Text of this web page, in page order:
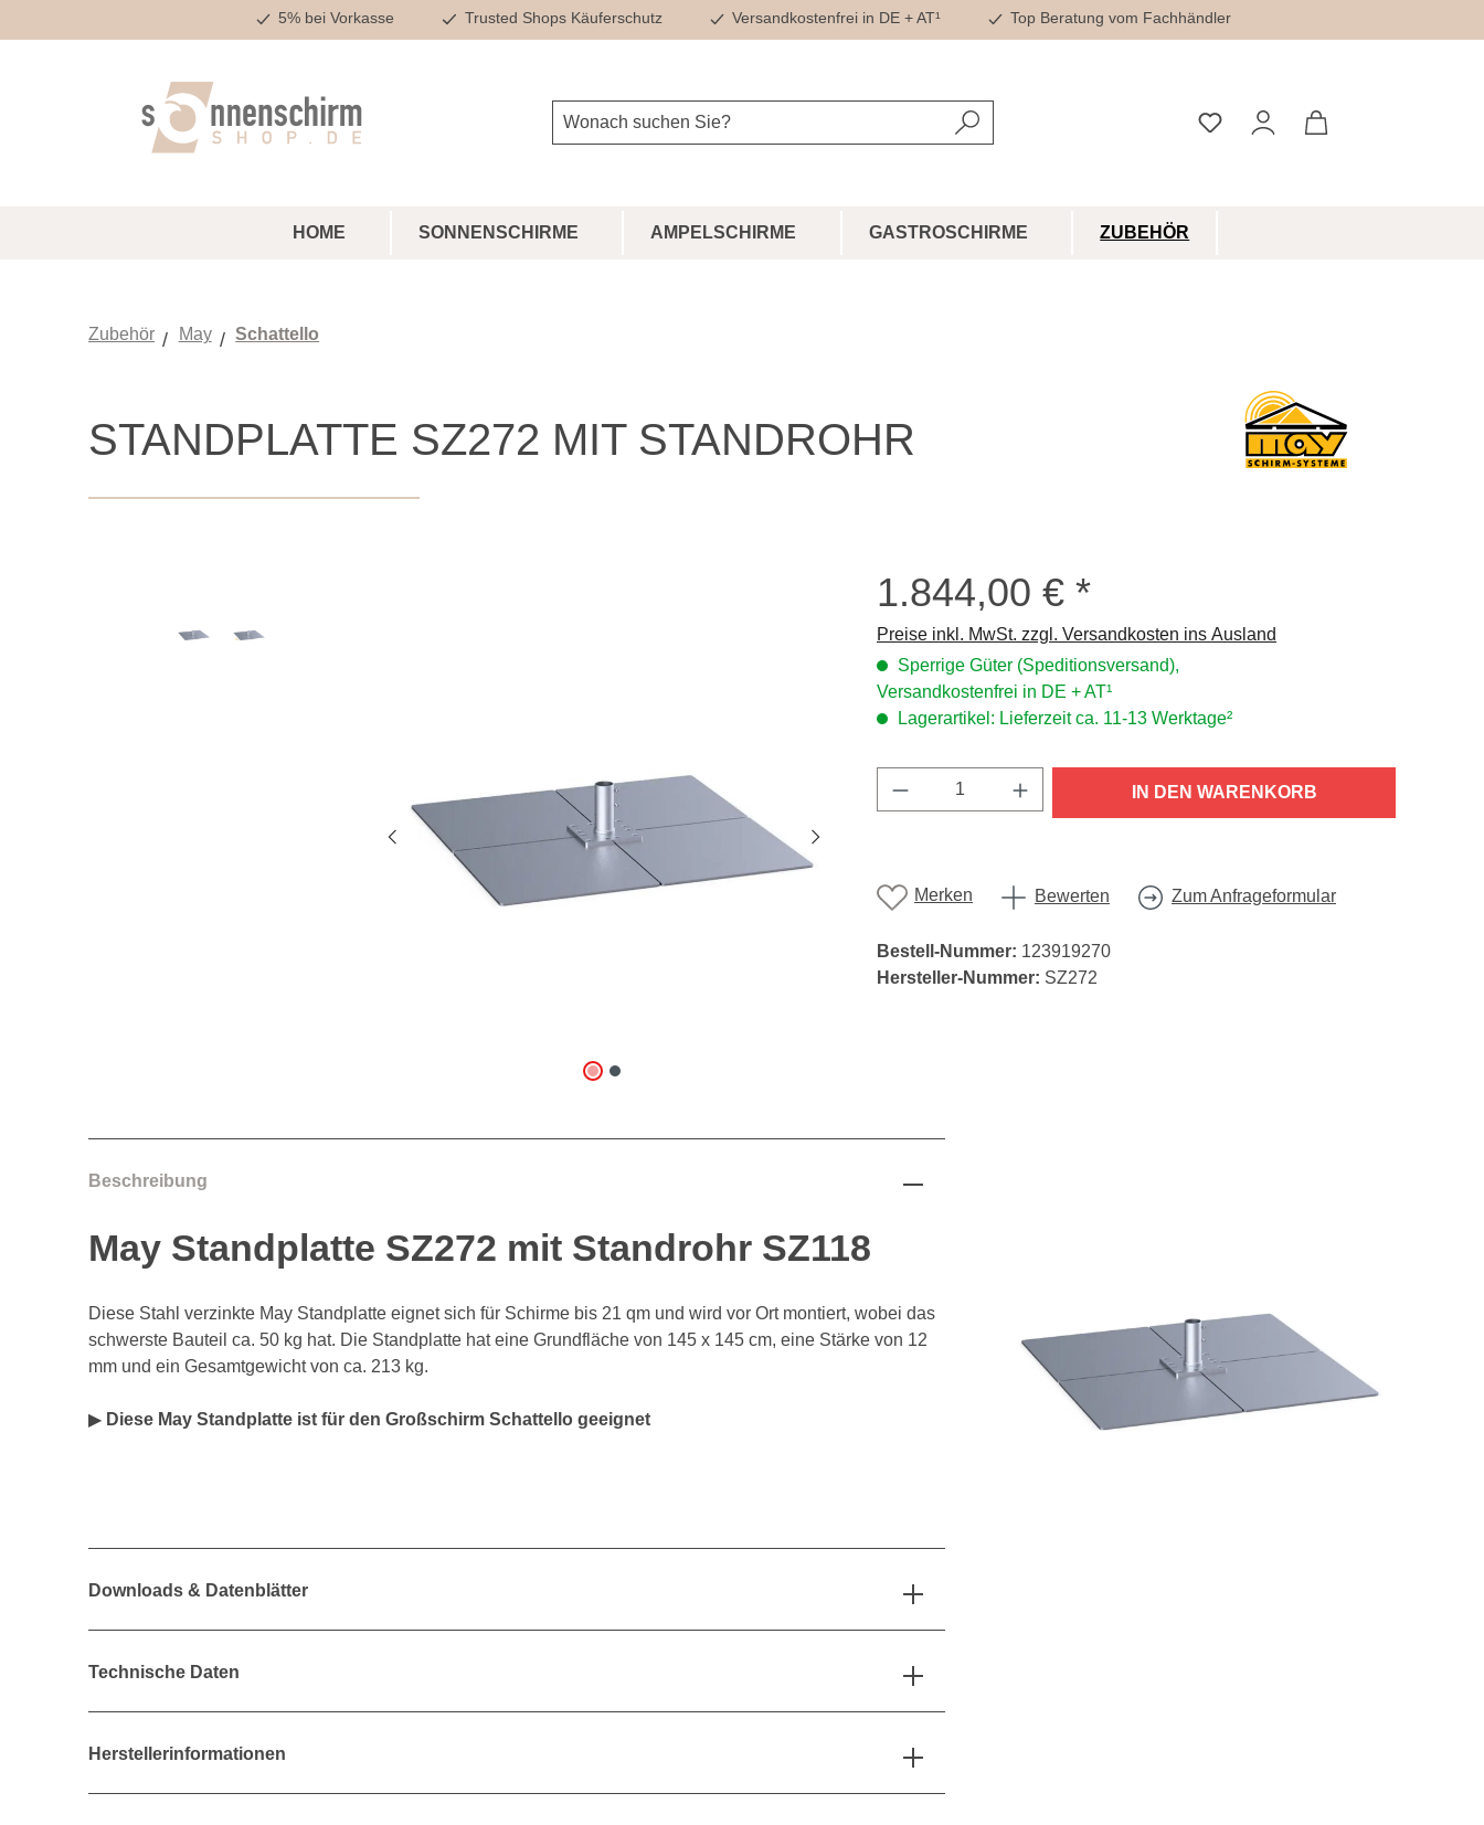
Zur Hauptnavigation springen 5% bei Vorkasse Trusted Shops Käuferschutz Versandkostenfrei in DE + AT¹ Top Beratung vom Fachhändler
Du hast 0 Produkte auf dem
HOME SONNENSCHIRME AMPELSCHIRME GASTROSCHIRME ZUBEHÖR
Zubehör May Schattello
STANDPLATTE SZ272 MIT STANDROHR
Regulärer Preis:
1.844,00 €
Preise inkl. MwSt. zzgl. Versandkosten ins Ausland
Sperrige Güter (Speditionsversand),
Versandkostenfrei in DE + AT¹
Lagerartikel: Lieferzeit ca. 11-13 Werktage²
Produkt Anzahl: Gib den gewünschten Wert ein
IN DEN WARENKORB
Merken Bewerten Zum Anfrageformular
Bestell-Nummer: 123919270
Hersteller-Nummer: SZ272
Beschreibung
May Standplatte SZ272 mit Standrohr SZ118
Diese Stahl verzinkte May Standplatte eignet sich für Schirme bis 21 qm und wird vor Ort montiert, wobei das
schwerste Bauteil ca. 50 kg hat. Die Standplatte hat eine Grundfläche von 145 x 145 cm, eine Stärke von 12
mm und ein Gesamtgewicht von ca. 213 kg.
▶ Diese May Standplatte ist für den Großschirm Schattello geeignet
Downloads & Datenblätter
Technische Daten
Herstellerinformationen